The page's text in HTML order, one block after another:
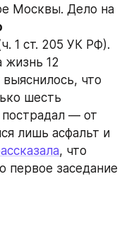
Москвы. Дело на
1 ст. 205 УК РФ).
жизнь 12
что
шесть
— от
лишь асфальт и
, что
первое заседание